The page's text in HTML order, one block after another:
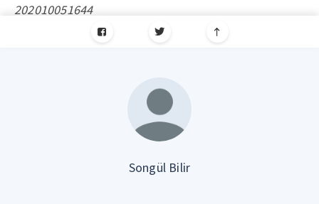
202010051644
Songül Bilir